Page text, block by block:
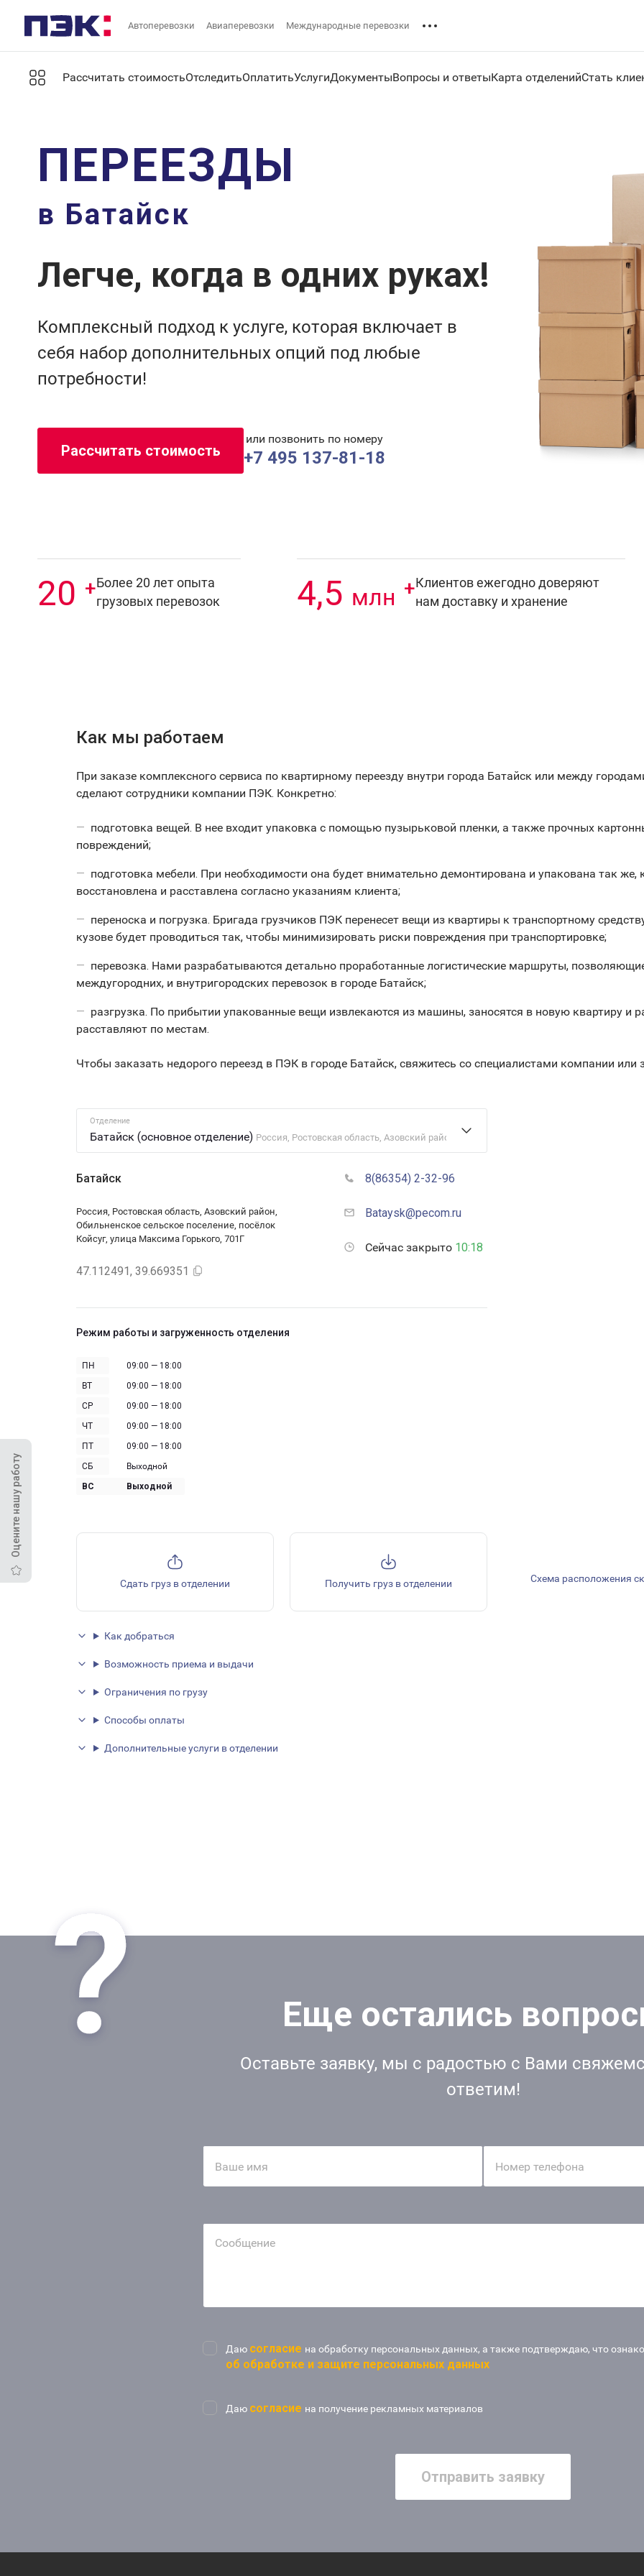
Автоперевозки Авиаперевозки Международные перевозки
Рассчитать стоимостьОтследитьОплатитьУслугиДокументыВопросы и ответыКарта отделенийСтать
Оцените нашу работу
ПЕРЕЕЗДЫ
в Батайск
Легче, когда в одних руках!
Комплексный подход к услуге, которая включает в
себя набор дополнительных опций под любые
потребности!
Рассчитать стоимость
или позвонить по номеру
+7 495 137-81-18
20 +Более 20 лет опыта
грузовых перевозок
4,5 млн +Клиентов ежегодно доверяют
нам доставку и хранение
Как мы работаем
При заказе комплексного сервиса по квартирному переезду внутри города Батайск или между
сделают сотрудники компании ПЭК. Конкретно:
подготовка вещей. В нее входит упаковка с помощью пузырьковой пленки, а также прочных
повреждений;
подготовка мебели. При необходимости она будет внимательно демонтирована и упакована так
восстановлена и расставлена согласно указаниям клиента;
переноска и погрузка. Бригада грузчиков ПЭК перенесет вещи из квартиры к транспортному
кузове будет проводиться так, чтобы минимизировать риски повреждения при транспортировке;
перевозка. Нами разрабатываются детально проработанные логистические маршруты,
междугородних, и внутригородских перевозок в городе Батайск;
разгрузка. По прибытии упакованные вещи извлекаются из машины, заносятся в новую квартиру и
расставляют по местам.
Чтобы заказать недорого переезд в ПЭК в городе Батайск, свяжитесь со специалистами компании или
Схема расположения
Отделение
Батайск (основное отделение) Россия, Ростовская область, Азовский район, Обильненское сельское поселение,
Батайск
Россия, Ростовская область, Азовский район,
Обильненское сельское поселение, посёлок
Койсуг, улица Максима Горького, 701Г
47.112491, 39.669351
8(86354) 2-32-96
Bataysk@pecom.ru
Сейчас закрыто 10:18
Режим работы и загруженность отделения
ПН
09:00 — 18:00
ВТ
09:00 — 18:00
СР
09:00 — 18:00
ЧТ
09:00 — 18:00
ПТ
09:00 — 18:00
СБ
Выходной
ВС
Выходной
Сдать груз в отделении Получить груз в отделении
Как добраться
Возможность приема и выдачи
Ограничения по грузу
Способы оплаты
Дополнительные услуги в отделении
Еще остались
Оставьте заявку, мы с радостью с Вами
ответим!
Ваше имя Номер телефона
Сообщение
Даю согласие на обработку персональных данных, а также подтверждаю, что
об обработке и защите персональных данных
Даю согласие на получение рекламных материалов
Отправить заявку